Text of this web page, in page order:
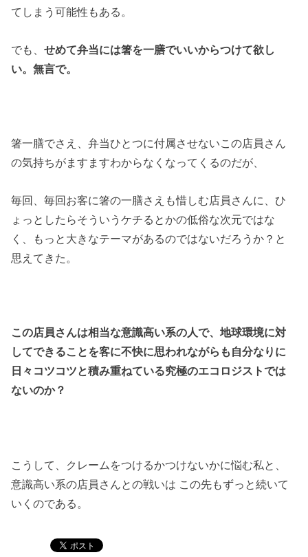
てしまう可能性もある。
でも、せめて弁当には箸を一膳でいいからつけて欲し
い。無言で。
箸一膳でさえ、弁当ひとつに付属させないこの店員さん
の気持ちがますますわからなくなってくるのだが、
毎回、毎回お客に箸の一膳さえも惜しむ店員さんに、ひ
ょっとしたらそういうケチるとかの低俗な次元ではな
く、もっと大きなテーマがあるのではないだろうか？と
思えてきた。
この店員さんは相当な意識高い系の人で、地球環境に対
してできることを客に不快に思われながらも自分なりに
日々コツコツと積み重ねている究極のエコロジストでは
ないのか？
こうして、クレームをつけるかつけないかに悩む私と、
意識高い系の店員さんとの戦いは この先もずっと続いて
いくのである。